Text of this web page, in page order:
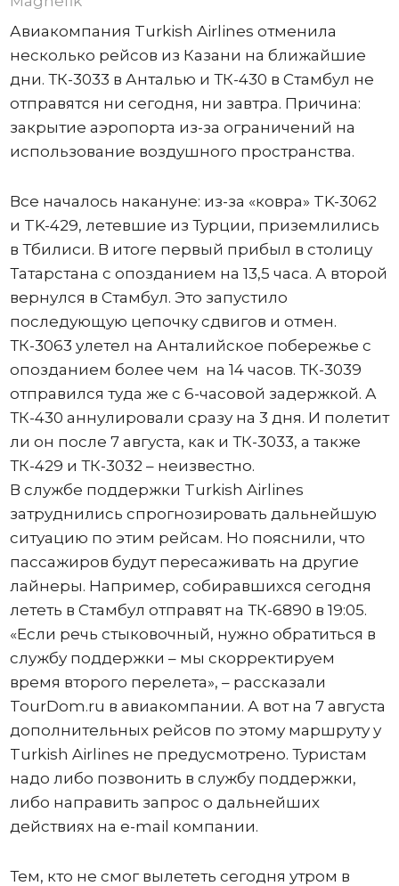
Авиакомпания Turkish Airlines отменила
несколько рейсов из Казани на ближайшие
дни. ТК-3033 в Анталью и ТК-430 в Стамбул не
отправятся ни сегодня, ни завтра. Причина:
закрытие аэропорта из-за ограничений на
использование воздушного пространства.
Все началось накануне: из-за «ковра» TK-3062
и TK-429, летевшие из Турции, приземлились
в Тбилиси. В итоге первый прибыл в столицу
Татарстана с опозданием на 13,5 часа. А второй
вернулся в Стамбул. Это запустило
последующую цепочку сдвигов и отмен.
ТК-3063 улетел на Анталийское побережье с
опозданием более чем на 14 часов. ТК-3039
отправился туда же с 6-часовой задержкой. А
ТК-430 аннулировали сразу на 3 дня. И полетит
ли он после 7 августа, как и ТК-3033, а также
ТК-429 и ТК-3032 – неизвестно.
В службе поддержки Turkish Airlines
затруднились спрогнозировать дальнейшую
ситуацию по этим рейсам. Но пояснили, что
пассажиров будут пересаживать на другие
лайнеры. Например, собиравшихся сегодня
лететь в Стамбул отправят на ТК-6890 в 19:05.
«Если речь стыковочный, нужно обратиться в
службу поддержки – мы скорректируем
время второго перелета», – рассказали
TourDоm.ru в авиакомпании. А вот на 7 августа
дополнительных рейсов по этому маршруту у
Turkish Airlines не предусмотрено. Туристам
надо либо позвонить в службу поддержки,
либо направить запрос о дальнейших
действиях на e-mail компании.
Тем, кто не смог вылететь сегодня утром в